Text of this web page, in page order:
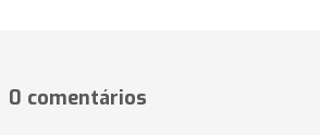
0 comentários